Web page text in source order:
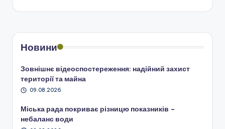
Новини
Зовнішнє відеоспостереження: надійний захист
території та майна
09.08.2026
Міська рада покриває різницю показників –
небаланс води